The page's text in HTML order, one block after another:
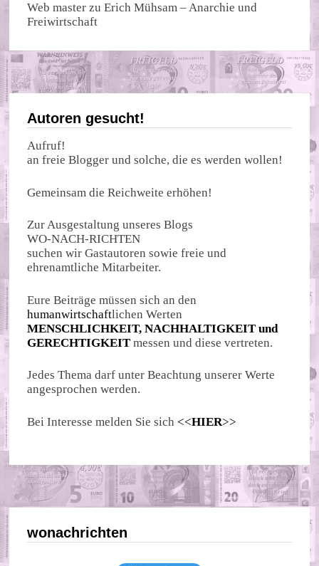
Web master zuErich Mühsam – Anarchie und
Freiwirtschaft
Autoren gesucht!
Aufruf!
an freie Blogger und solche, die es werden wollen!
Gemeinsam die Reichweite erhöhen!
Zur Ausgestaltung unseres Blogs
WO-NACH-RICHTEN
suchen wir Gastautoren sowie freie und
ehrenamtliche Mitarbeiter.
Eure Beiträge müssen sich an den
humanwirtschaftlichen Werten
MENSCHLICHKEIT, NACHHALTIGKEIT und
GERECHTIGKEIT messen und diese vertreten.
Jedes Thema darf unter Beachtung unserer Werte
angesprochen werden.
Bei Interesse melden Sie sich <<HIER>>
wonachrichten